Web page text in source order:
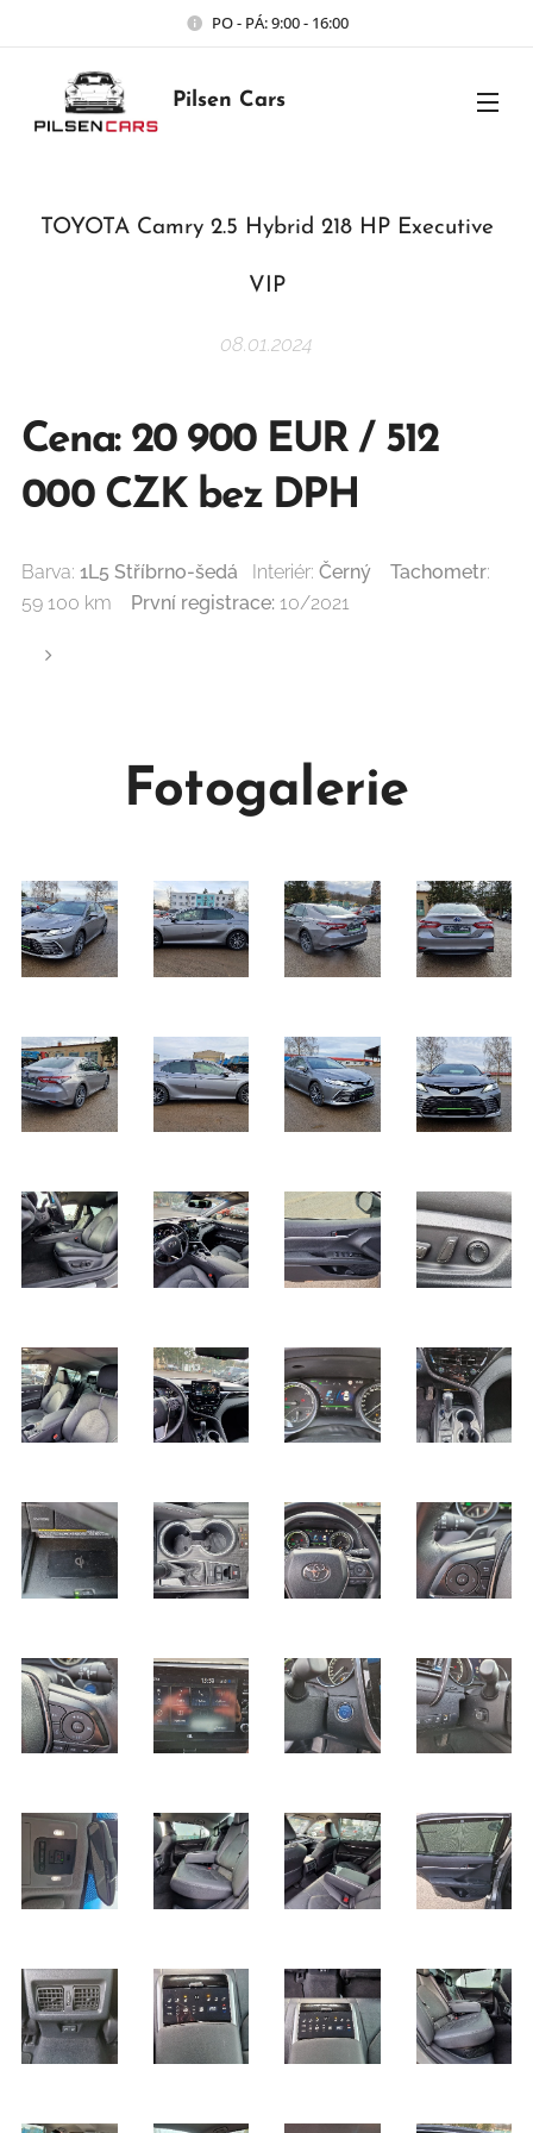
PO - PÁ: 9:00 - 16:00
Pilsen Cars
TOYOTA Camry 2.5 Hybrid 218 HP Executive
VIP
08.01.2024
Cena: 20 900 EUR / 512
000 CZK bez DPH
Barva: 1L5 Stříbrno-šedá Interiér: Černý Tachometr:
59 100 km
První registrace: 10/2021
Fotogalerie